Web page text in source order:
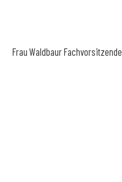
Frau WaldbaurFachvorsitzende